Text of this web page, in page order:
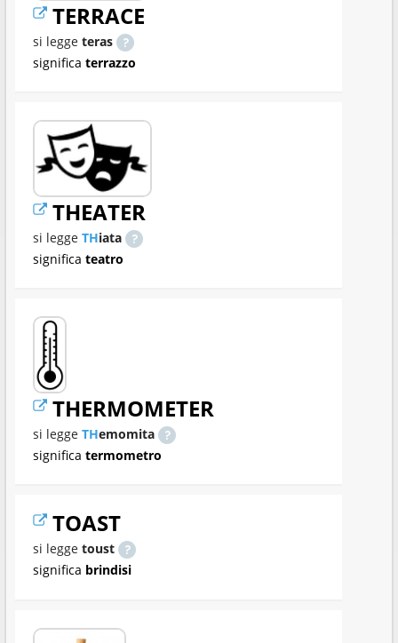
TERRACE
si legge teras
significa terrazzo
THEATER
si legge THiata
significa teatro
THERMOMETER
si legge THemomita
significa termometro
TOAST
si legge toust
significa brindisi